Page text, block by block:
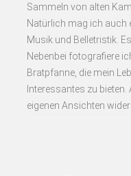
Sammeln von alten
Natürlich mag ich auch
Musik und Belletristik.
Nebenbei fotografiere
Bratpfanne, die mein
Interessantes zu
eigenen Ansichten